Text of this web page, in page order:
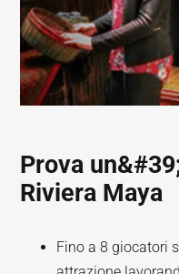
Prova
Riviera Maya
Fino a 8 giocatori